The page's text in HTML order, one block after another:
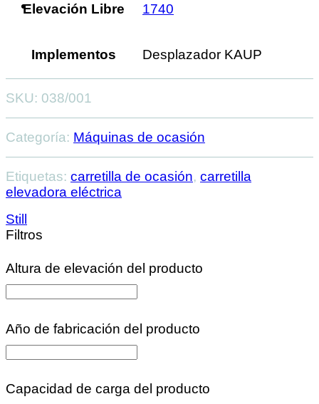
Elevación Libre 1740
Implementos Desplazador KAUP
SKU: 038/001
Categoría: Máquinas de ocasión
Etiquetas: carretilla de ocasión, carretilla
elevadora eléctrica
Still
Filtros
Altura de elevación del producto
Año de fabricación del producto
Capacidad de carga del producto